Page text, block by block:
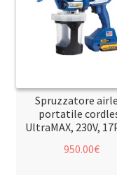
Spruzzatore
portatile
UltraMAX, 230V,
950.00€